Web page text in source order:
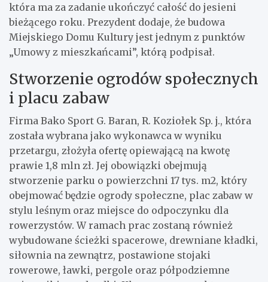
która ma za zadanie ukończyć całość do jesieni
bieżącego roku. Prezydent dodaje, że budowa
Miejskiego Domu Kultury jest jednym z punktów
„Umowy z mieszkańcami”, którą podpisał.
Stworzenie ogrodów społecznych
i placu zabaw
Firma Bako Sport G. Baran, R. Koziołek Sp. j., która
została wybrana jako wykonawca w wyniku
przetargu, złożyła ofertę opiewającą na kwotę
prawie 1,8 mln zł. Jej obowiązki obejmują
stworzenie parku o powierzchni 17 tys. m2, który
obejmować będzie ogrody społeczne, plac zabaw w
stylu leśnym oraz miejsce do odpoczynku dla
rowerzystów. W ramach prac zostaną również
wybudowane ścieżki spacerowe, drewniane kładki,
siłownia na zewnątrz, postawione stojaki
rowerowe, ławki, pergole oraz półpodziemne